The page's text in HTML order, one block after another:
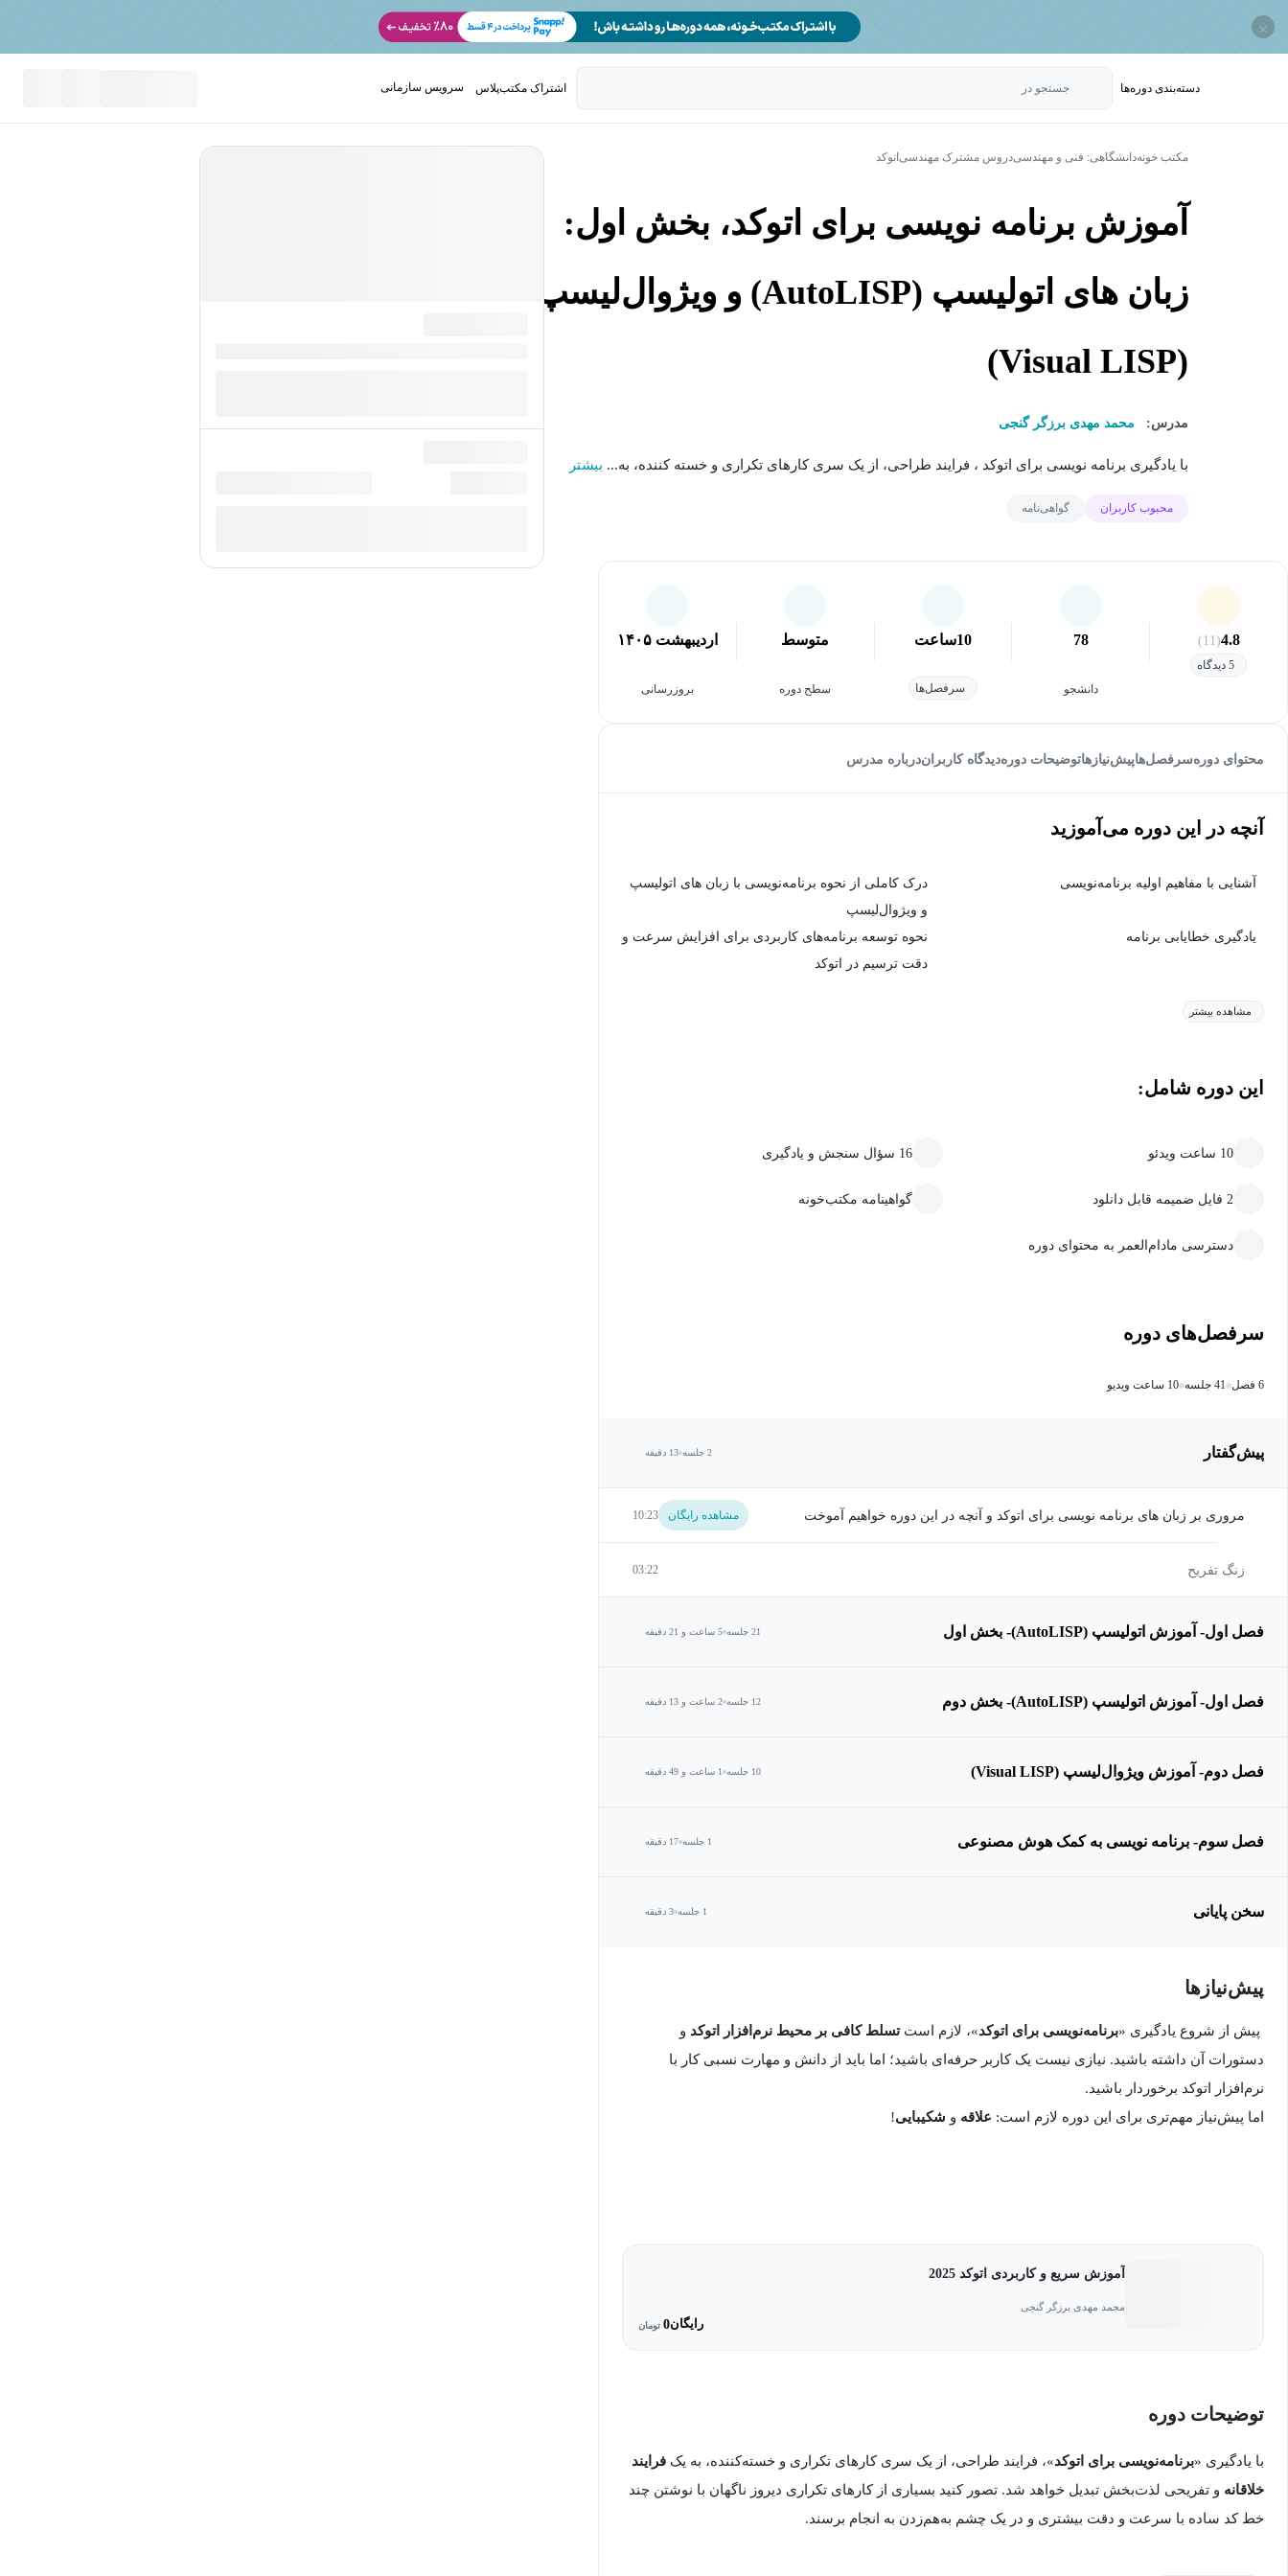
×
دسته‌بندی‌ دوره‌ها جستجو در اشتراک مکتب‌پلاس سرویس سازمانی
مکتب خونهدانشگاهی: فنی و مهندسیدروس مشترک مهندسی اتوکد
آموزش برنامه نویسی برای اتوکد، بخش اول:
زبان های اتولیسپ (AutoLISP) و ویژوال‌لیسپ
(Visual LISP)
مدرس: محمد مهدی برزگر گنجی
با یادگیری برنامه نویسی برای اتوکد ، فرایند طراحی، از یک سری کارهای تکراری و خسته کننده، به... بیشتر
محبوب کاربران گواهی‌نامه
4.8
(11)
5 دیدگاه
78
دانشجو
10ساعت
سرفصل‌ها
متوسط
سطح دوره بروزرسانی
اردیبهشت ۱۴۰۵
محتوای دورهسرفصل‌هاپیش‌نیاز‌هاتوضیحات دورهدیدگاه کاربراندرباره مدرس
آنچه در این دوره می‌آموزید
آشنایی با مفاهیم اولیه برنامه‌نویسی
درک کاملی از نحوه برنامه‌نویسی با زبان های اتولیسپ
و ویژوال‌لیسپ
یادگیری خطایابی برنامه
نحوه توسعه برنامه‌های کاربردی برای افزایش سرعت و
دقت ترسیم در اتوکد
مشاهده بیشتر
این دوره شامل:
10 ساعت ویدئو 16 سؤال سنجش و یادگیری
2 فایل ضمیمه قابل دانلود گواهینامه مکتب‌خونه
دسترسی مادام‌العمر به محتوای دوره
سرفصل‌های دوره
6 فصل 41 جلسه 10 ساعت ویدیو
پیش‌گفتار 2 جلسه 13 دقیقه
مروری بر زبان های برنامه نویسی برای اتوکد و آنچه در این دوره خواهیم آموخت مشاهده رایگان 10:23
زنگ تفریح 03:22
فصل اول- آموزش اتولیسپ (AutoLISP)- بخش اول 21 جلسه 5 ساعت و 21 دقیقه
فصل اول- آموزش اتولیسپ (AutoLISP)- بخش دوم 12 جلسه 2 ساعت و 13 دقیقه
فصل دوم- آموزش ویژوال‌لیسپ (Visual LISP) 10 جلسه 1 ساعت و 49 دقیقه
فصل سوم- برنامه نویسی به کمک هوش مصنوعی 1 جلسه 17 دقیقه
سخن پایانی 1 جلسه 3 دقیقه
پیش‌نیاز‌ها
پیش از شروع یادگیری «برنامه‌نویسی برای اتوکد»، لازم استتسلط کافی بر محیط نرم‌افزار اتوکد و
دستورات آن داشته باشید. نیازی نیست یک کاربر حرفه‌ای باشید؛ اما باید از دانش و مهارت نسبی کار با
نرم‌افزار اتوکد برخوردار باشید.
اما پیش‌نیاز مهم‌تری برای این دوره لازم است: علاقه و شکیبایی!
آموزش سریع و کاربردی اتوکد 2025
محمد مهدی برزگر گنجی
رایگان0 تومان
توضیحات دوره
با یادگیری «برنامه‌نویسی برای اتوکد»، فرایند طراحی، از یک سری کارهای تکراری و خسته‌کننده، به یک فرایند
خلاقانه و تفریحی لذت‌بخش تبدیل خواهد شد. تصور کنید بسیاری از کارهای تکراری دیروز ناگهان با نوشتن چند
خط کد ساده با سرعت و دقت بیشتری و در یک چشم به‌هم‌زدن به انجام برسند.